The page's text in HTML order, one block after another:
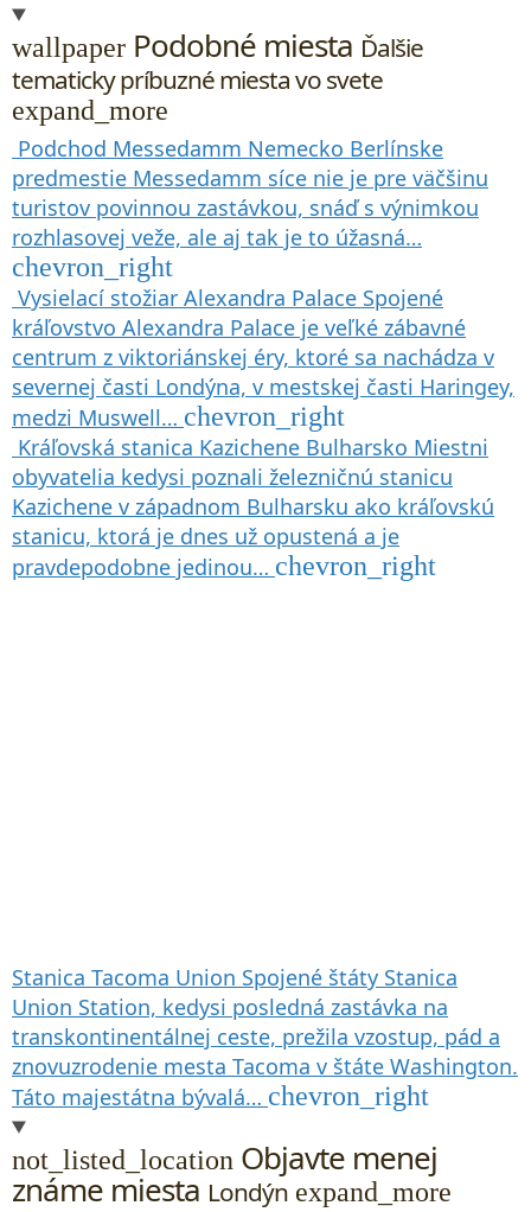
wallpaper Podobné miesta Ďalšie
tematicky príbuzné miesta vo svete
expand_more
Podchod Messedamm Nemecko Berlínske
predmestie Messedamm síce nie je pre väčšinu
turistov povinnou zastávkou, snáď s výnimkou
rozhlasovej veže, ale aj tak je to úžasná…
chevron_right
Vysielací stožiar Alexandra Palace Spojené
kráľovstvo Alexandra Palace je veľké zábavné
centrum z viktoriánskej éry, ktoré sa nachádza v
severnej časti Londýna, v mestskej časti Haringey,
medzi Muswell… chevron_right
Kráľovská stanica Kazichene Bulharsko Miestni
obyvatelia kedysi poznali železničnú stanicu
Kazichene v západnom Bulharsku ako kráľovskú
stanicu, ktorá je dnes už opustená a je
pravdepodobne jedinou… chevron_right
Stanica Tacoma Union Spojené štáty Stanica
Union Station, kedysi posledná zastávka na
transkontinentálnej ceste, prežila vzostup, pád a
znovuzrodenie mesta Tacoma v štáte Washington.
Táto majestátna bývalá… chevron_right
not_listed_location Objavte menej
známe miesta Londýn expand_more